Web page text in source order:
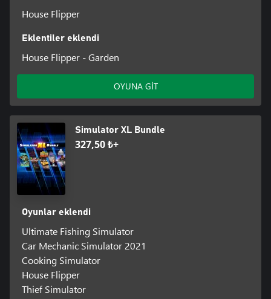
House Flipper
Eklentiler eklendi
House Flipper - Garden
OYUNA GİT
Simulator XL Bundle
327,50 ₺+
Oyunlar eklendi
Ultimate Fishing Simulator
Car Mechanic Simulator 2021
Cooking Simulator
House Flipper
Thief Simulator